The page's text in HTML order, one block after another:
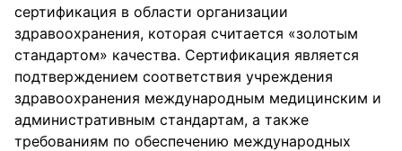
сертификация в области организации
здравоохранения, которая считается «золотым
стандартом» качества. Сертификация является
подтверждением соответствия учреждения
здравоохранения международным медицинским и
административным стандартам, а также
требованиям по обеспечению международных